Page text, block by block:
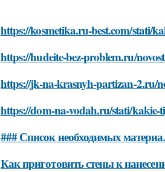
https://kosmetika.ru-best.com/stati/
https://hudeite-bez-problem.ru/
https://jk-na-krasnyh-partizan-2.ru/
https://dom-na-vodah.ru/stati/kakie-
### Список необходимых
Как приготовить стены к